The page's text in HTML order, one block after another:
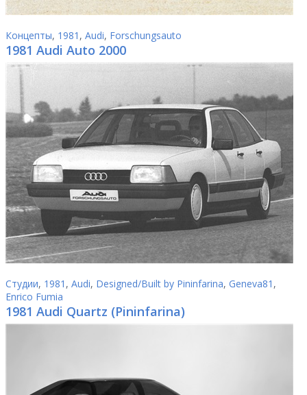
Концепты, 1981 , Audi, Forschungsauto
1981 Audi Auto 2000
Студии, 1981 , Audi, Designed/Built by Pininfarina, Geneva81 ,
Enrico Fumia
1981 Audi Quartz (Pininfarina)